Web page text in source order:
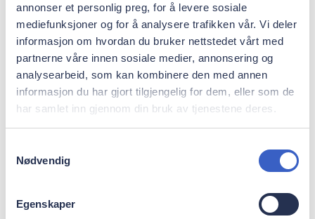
annonser et personlig preg, for å levere sosiale
mediefunksjoner og for å analysere trafikken vår. Vi deler
informasjon om hvordan du bruker nettstedet vårt med
partnerne våre innen sosiale medier, annonsering og
analysearbeid, som kan kombinere den med annen
informasjon du har gjort tilgjengelig for dem, eller som de
har samlet inn gjennom din bruk av tjenestene deres.
Nødvendig
Egenskaper
Kan vi hjälpa dig med ett konkret
fall?
Vill du diskutera kliniska problem eller
behandlingsplaner? Specialisterna i Oris
Dental och Academy sparar gärna eller
Få mer information om remiss här